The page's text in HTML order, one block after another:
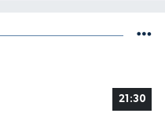
21:30